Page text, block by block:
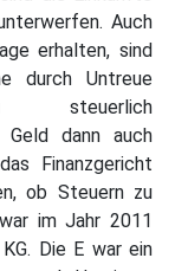
Auch
erhalten, sind
durch Untreue
steuerlich
dann auch
Finanzgericht
ob Steuern zu
im Jahr 2011
Die E war ein